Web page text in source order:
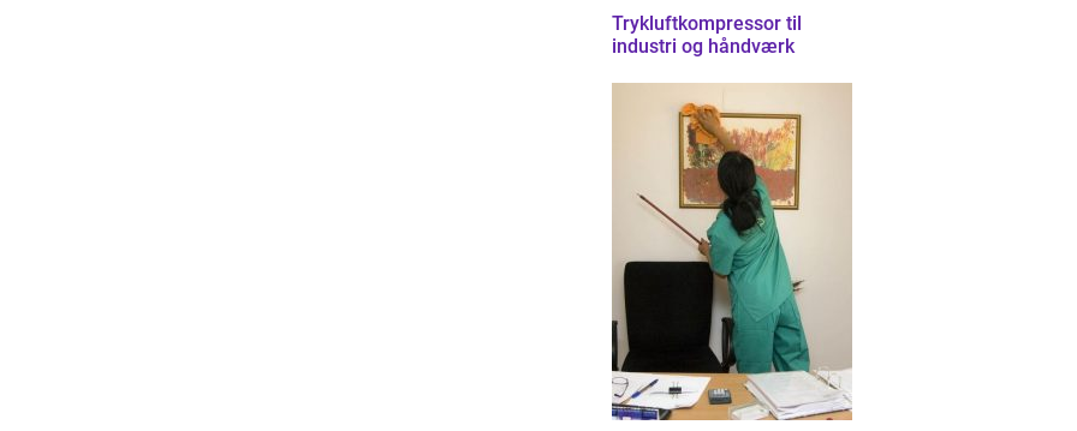
Trykluftkompressor til
industri og håndværk